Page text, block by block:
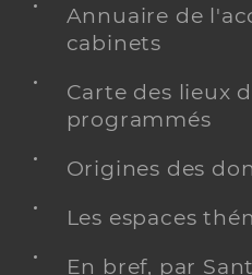
Annuaire de
cabinets
Carte des lieux
programmés
Origines des
Les espaces
En bref, par